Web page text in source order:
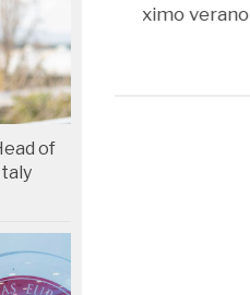
el próximo verano
10/2025
of